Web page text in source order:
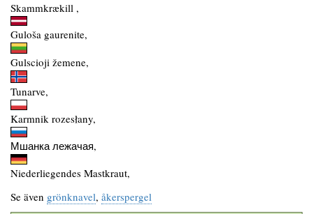
Skammkrækill ,
Guloša gaurenite,
Gulscioji žemene,
Tunarve,
Karmnik rozesłany,
Мшанка лежачая,
Niederliegendes Mastkraut,
Se även grönknavel, åkerspergel